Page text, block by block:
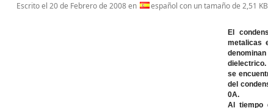
Escrito el 20 de Febrero de 2008en español con un tamaño de 2,51 KB
El
metalicas
se
del
0A.
Al tiempo